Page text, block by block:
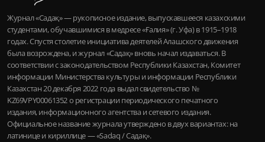
Журнал «Садақ» — рукописное издание, выпускавшееся казахскими
студентами, обучавшимися в медресе «Ғалия» (г. Уфа) в 1915–1918
годах. Спустя столетие инициатива деятелей Алашского движения
была возрождена, и журнал «Садақ» вновь начал издаваться. В
соответствии с законодательством Республики Казахстан, Комитет
информации Министерства культуры и информации Республики
Казахстан 20 декабря 2022 года выдал свидетельство №
KZ69VPY00061352 о регистрации периодического печатного
издания, информационного агентства и сетевого издания.
Официальное название журнала утверждено в двух вариантах: на
латинице и кириллице — «Sadaq / Садақ».